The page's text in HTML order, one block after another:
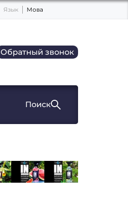
Язык Мова
Обратный звонок
Поиск